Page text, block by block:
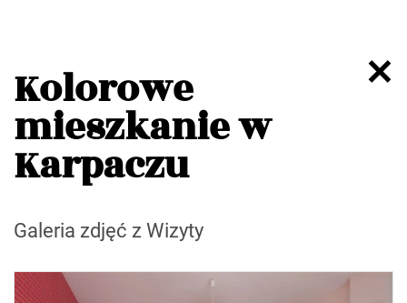
Kolorowe
mieszkanie w
Karpaczu
Galeria zdjęć z Wizyty